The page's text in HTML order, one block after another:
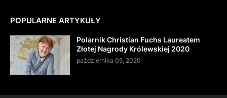
POPULARNE ARTYKUŁY
Polarnik Christian Fuchs Laureatem
Złotej Nagrody Królewskiej 2020
października 05, 2020